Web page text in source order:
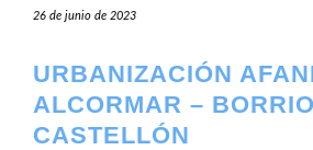
26 de junio de 2023
URBANIZACIÓN
ALCORMAR –
CASTELLÓN